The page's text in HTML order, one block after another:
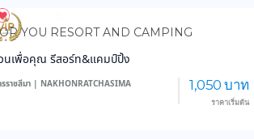
4,297
YOU RESORT AND CAMPING
นเพื่อคุณ รีสอร์ท&แคมป์ปิ้ง
ราชสีมา | NAKHONRATCHASIMA 1,050 บาท
ราคาเริ่มต้น